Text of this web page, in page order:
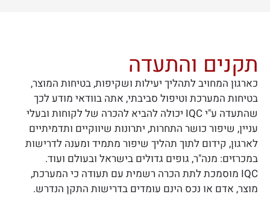
תקנים והתעדה
כארגון המחויב לתהליך יעילות ושקיפות, בטיחות המוצר,
בטיחות המערכת וטיפול סביבתי, אתה בוודאי מודע לכך
שהתעדה ע"י IQC יכולה להביא להכרה של לקוחות ובעלי
עניין, שיפור כושר התחרות, יתרונות שיווקיים ותדמיתיים
לארגון, קידום לתוך תהליך שיפור מתמיד ומענה לדרישות
במכרזים: מנה"ר, גופים גדולים בישראל ובעולם ועוד.
IQC מוסמכת לתת הכרה רשמית עם תעודה כי המערכת,
מוצר, אדם או נכס הינם עומדים בדרישות התקן הנדרש.